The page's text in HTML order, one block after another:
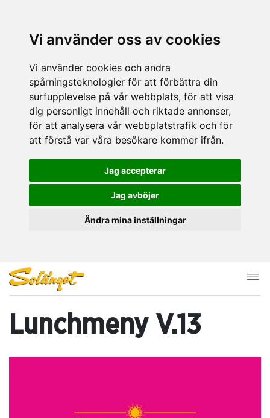
Vi använder oss av cookies
Vi använder cookies och andra
spårningsteknologier för att förbättra din
surfupplevelse på vår webbplats, för att visa
dig personligt innehåll och riktade annonser,
för att analysera vår webbplatstrafik och för
att förstå var våra besökare kommer ifrån.
Jag accepterar
Jag avböjer
Ändra mina inställningar
Lunchmeny V.13